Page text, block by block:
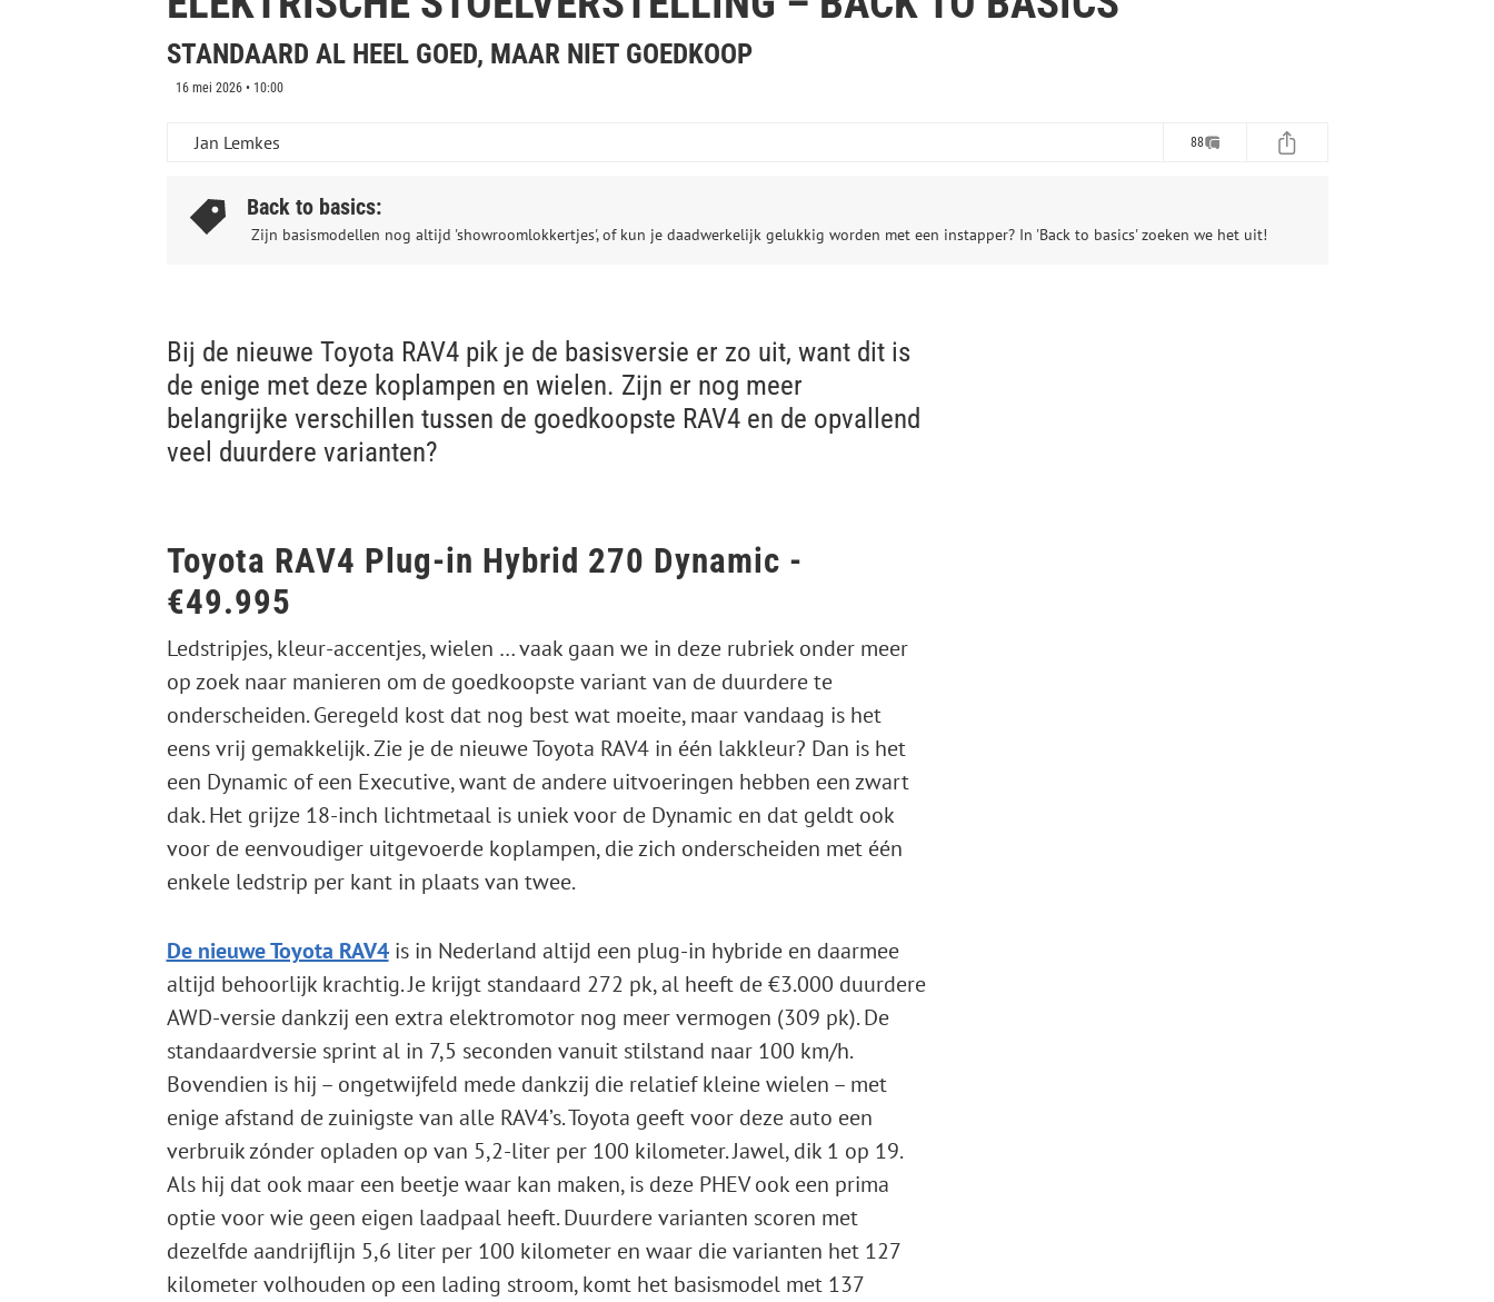
STANDAARD AL HEEL GOED, MAAR NIET GOEDKOOP
16 mei 2026 • 10:00
Jan Lemkes 88
Back to basics:
Zijn basismodellen nog altijd 'showroomlokkertjes', of kun je daadwerkelijk gelukkig worden met een instapper? In 'Back to basics' zoeken we het uit!
Bij de nieuwe Toyota RAV4 pik je de basisversie er zo uit, want dit is
de enige met deze koplampen en wielen. Zijn er nog meer
belangrijke verschillen tussen de goedkoopste RAV4 en de opvallend
veel duurdere varianten?
Toyota RAV4 Plug-in Hybrid 270 Dynamic -
€49.995
Ledstripjes, kleur-accentjes, wielen … vaak gaan we in deze rubriek onder meer
op zoek naar manieren om de goedkoopste variant van de duurdere te
onderscheiden. Geregeld kost dat nog best wat moeite, maar vandaag is het
eens vrij gemakkelijk. Zie je de nieuwe Toyota RAV4 in één lakkleur? Dan is het
een Dynamic of een Executive, want de andere uitvoeringen hebben een zwart
dak. Het grijze 18-inch lichtmetaal is uniek voor de Dynamic en dat geldt ook
voor de eenvoudiger uitgevoerde koplampen, die zich onderscheiden met één
enkele ledstrip per kant in plaats van twee.
De nieuwe Toyota RAV4is in Nederland altijd een plug-in hybride en daarmee
altijd behoorlijk krachtig. Je krijgt standaard 272 pk, al heeft de €3.000 duurdere
AWD-versie dankzij een extra elektromotor nog meer vermogen (309 pk). De
standaardversie sprint al in 7,5 seconden vanuit stilstand naar 100 km/h.
Bovendien is hij – ongetwijfeld mede dankzij die relatief kleine wielen – met
enige afstand de zuinigste van alle RAV4’s. Toyota geeft voor deze auto een
verbruik zónder opladen op van 5,2-liter per 100 kilometer. Jawel, dik 1 op 19.
Als hij dat ook maar een beetje waar kan maken, is deze PHEV ook een prima
optie voor wie geen eigen laadpaal heeft. Duurdere varianten scoren met
dezelfde aandrijflijn 5,6 liter per 100 kilometer en waar die varianten het 127
kilometer volhouden op een lading stroom, komt het basismodel met 137